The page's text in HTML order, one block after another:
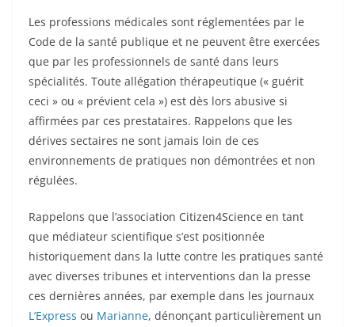
Les professions médicales sont réglementées par le
Code de la santé publique et ne peuvent être exercées
que par les professionnels de santé dans leurs
spécialités. Toute allégation thérapeutique (« guérit
ceci » ou « prévient cela ») est dès lors abusive si
affirmées par ces prestataires. Rappelons que les
dérives sectaires ne sont jamais loin de ces
environnements de pratiques non démontrées et non
régulées.
Rappelons que l’association Citizen4Science en tant
que médiateur scientifique s’est positionnée
historiquement dans la lutte contre les pratiques santé
avec diverses tribunes et interventions dan la presse
ces dernières années, par exemple dans les journaux
L’Express ou Marianne, dénonçant particulièrement un